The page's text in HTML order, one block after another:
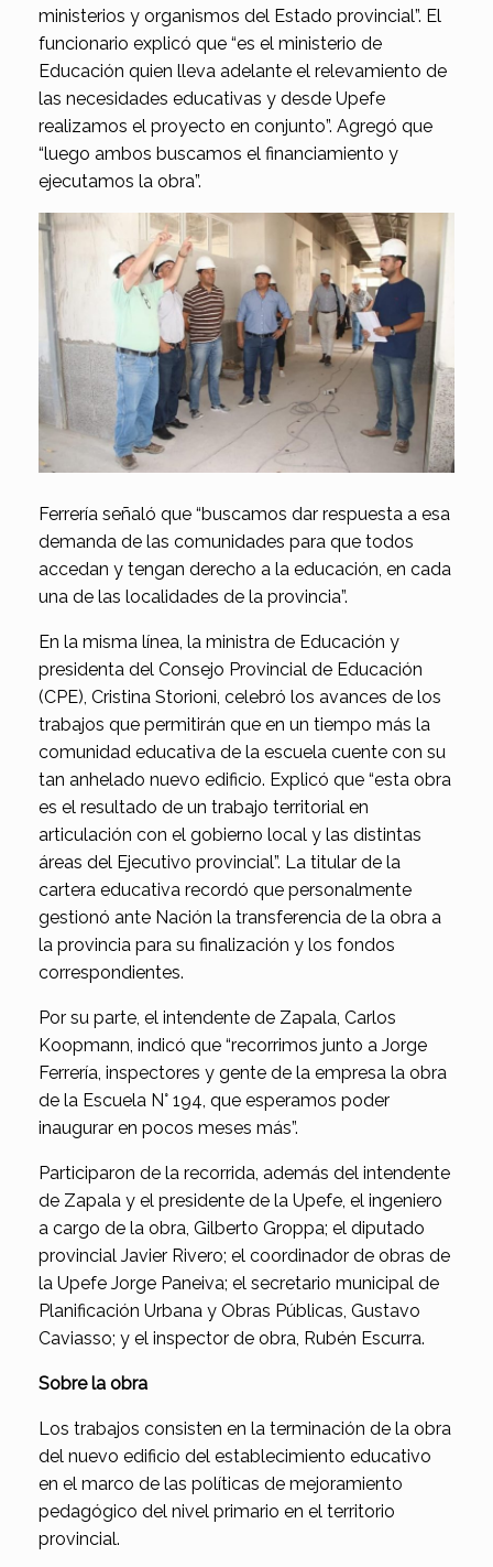
ministerios y organismos del Estado provincial”. El
funcionario explicó que “es el ministerio de
Educación quien lleva adelante el relevamiento de
las necesidades educativas y desde Upefe
realizamos el proyecto en conjunto”. Agregó que
“luego ambos buscamos el financiamiento y
ejecutamos la obra”.
Ferrería señaló que “buscamos dar respuesta a esa
demanda de las comunidades para que todos
accedan y tengan derecho a la educación, en cada
una de las localidades de la provincia”.
En la misma línea, la ministra de Educación y
presidenta del Consejo Provincial de Educación
(CPE), Cristina Storioni, celebró los avances de los
trabajos que permitirán que en un tiempo más la
comunidad educativa de la escuela cuente con su
tan anhelado nuevo edificio. Explicó que “esta obra
es el resultado de un trabajo territorial en
articulación con el gobierno local y las distintas
áreas del Ejecutivo provincial”. La titular de la
cartera educativa recordó que personalmente
gestionó ante Nación la transferencia de la obra a
la provincia para su finalización y los fondos
correspondientes.
Por su parte, el intendente de Zapala, Carlos
Koopmann, indicó que “recorrimos junto a Jorge
Ferrería, inspectores y gente de la empresa la obra
de la Escuela N° 194, que esperamos poder
inaugurar en pocos meses más”.
Participaron de la recorrida, además del intendente
de Zapala y el presidente de la Upefe, el ingeniero
a cargo de la obra, Gilberto Groppa; el diputado
provincial Javier Rivero; el coordinador de obras de
la Upefe Jorge Paneiva; el secretario municipal de
Planificación Urbana y Obras Públicas, Gustavo
Caviasso; y el inspector de obra, Rubén Escurra.
Sobre la obra
Los trabajos consisten en la terminación de la obra
del nuevo edificio del establecimiento educativo
en el marco de las políticas de mejoramiento
pedagógico del nivel primario en el territorio
provincial.